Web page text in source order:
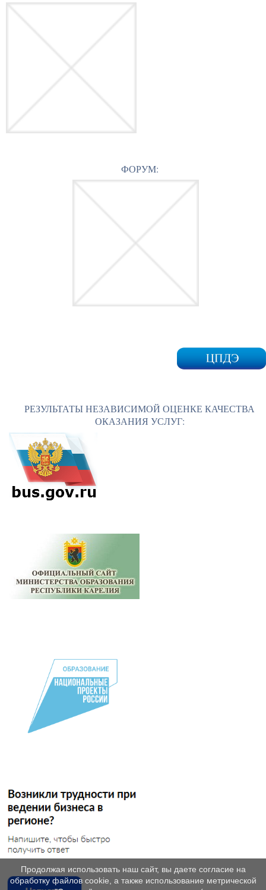
ФОРУМ:
РЕЗУЛЬТАТЫ НЕЗАВИСИМОЙ ОЦЕНКЕ КАЧЕСТВА
ОКАЗАНИЯ УСЛУГ:
Продолжая использовать наш сайт, вы даете согласие на
обработку файлов cookie, а также использование метрической